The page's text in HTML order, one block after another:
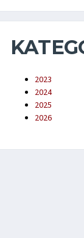
2023
2024
2025
2026